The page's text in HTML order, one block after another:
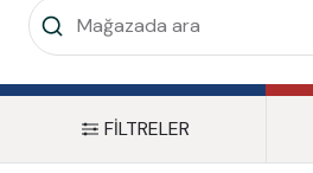
FİLTRELER